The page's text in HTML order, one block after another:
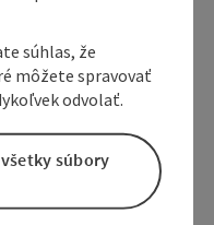
súhlas, že
môžete spravovať
odvolať.
súbory